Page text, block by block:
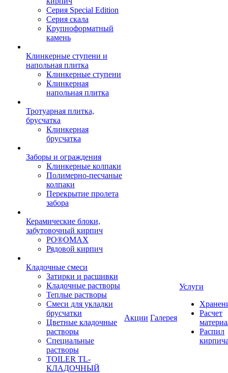
Серия Special Edition
Серия скала
Крупноформатный
камень
Клинкерные ступени и
напольная плитка
Клинкерные ступени
Клинкерная
напольная плитка
Тротуарная плитка,
брусчатка
Клинкерная
брусчатка
Заборы и ограждения
Клинкерные колпаки
Полимерно-песчаные
колпаки
Перекрытие пролета
забора
Керамические блоки,
забутовочный кирпич
PO®OMAX
Рядовой кирпич
Кладочные смеси
Затирки и расшивки
Кладочные растворы
Теплые растворы
Смеси для укладки
брусчатки
Цветные кладочные
растворы
Специальные
растворы
TOILER TL-
КЛАДОЧНЫЙ
Акции Галерея
Услуги
Расчет
Распил